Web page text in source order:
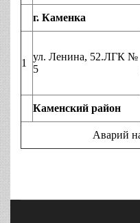
г. Каменка
1
ул. Ленина, 52.ЛГК №
5
Каменский район
Аварий на сетях